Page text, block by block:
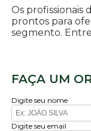
Os profissionais
prontos para
segmento.
FAÇA UM
Digite seu nome
Digite seu email